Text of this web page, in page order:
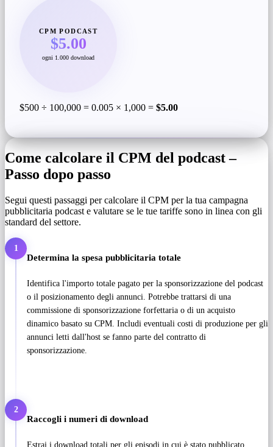
CPM PODCAST
$5.00
ogni 1.000 download
$500 ÷ 100,000 = 0.005 × 1,000 = $5.00
Come calcolare il CPM del podcast –
Passo dopo passo
Segui questi passaggi per calcolare il CPM per la tua campagna
pubblicitaria podcast e valutare se le tue tariffe sono in linea con gli
standard del settore.
1
Determina la spesa pubblicitaria totale
Identifica l'importo totale pagato per la sponsorizzazione del podcast
o il posizionamento degli annunci. Potrebbe trattarsi di una
commissione di sponsorizzazione forfettaria o di un acquisto
dinamico basato su CPM. Includi eventuali costi di produzione per gli
annunci letti dall'host se fanno parte del contratto di
sponsorizzazione.
2
Raccogli i numeri di download
Estrai i download totali per gli episodi in cui è stato pubblicato